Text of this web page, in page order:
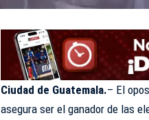
Ciudad de Guatemala.– El
asegura ser el ganador de las